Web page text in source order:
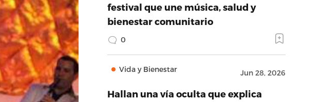
festival que une música, salud y
bienestar comunitario
0
Vida y Bienestar Jun 28, 2026
Hallan una vía oculta que explica